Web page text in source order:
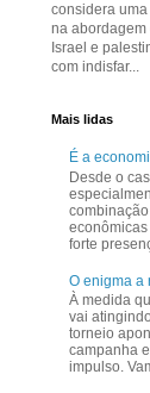
considera
na abordagem
Israel e
com indisfar...
Mais lidas
É a
Desde o
forte
O enigma a
À medida
vai
torneio
campanha
impulso.